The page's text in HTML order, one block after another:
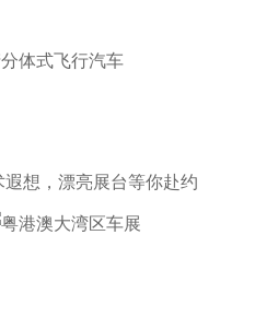
体式飞行汽车
想，漂亮展台等你赴约